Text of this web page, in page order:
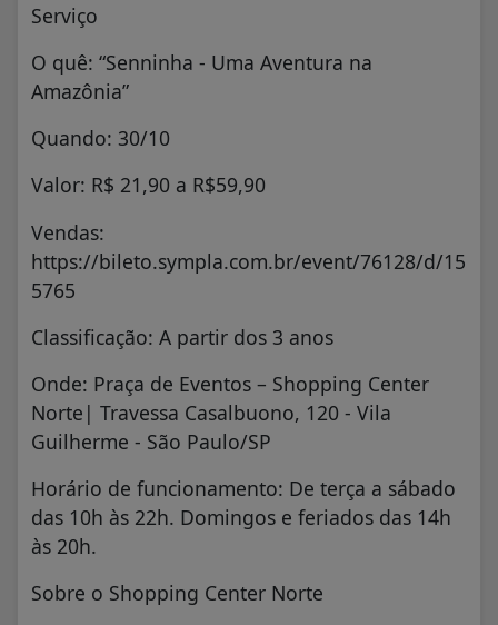
Serviço
O quê: “Senninha - Uma Aventura na
Amazônia”
Quando: 30/10
Valor: R$ 21,90 a R$59,90
Vendas:
https://bileto.sympla.com.br/event/76128/d/15
5765
Classificação: A partir dos 3 anos
Onde: Praça de Eventos – Shopping Center
Norte| Travessa Casalbuono, 120 - Vila
Guilherme - São Paulo/SP
Horário de funcionamento: De terça a sábado
das 10h às 22h. Domingos e feriados das 14h
às 20h.
Sobre o Shopping Center Norte